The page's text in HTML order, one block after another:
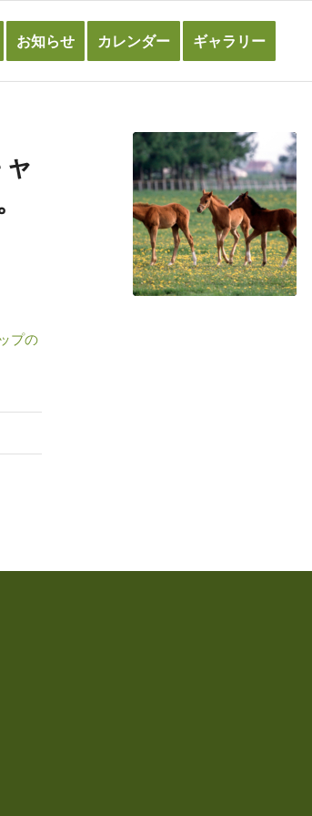
お知らせ カレンダー ギャラリー
プの